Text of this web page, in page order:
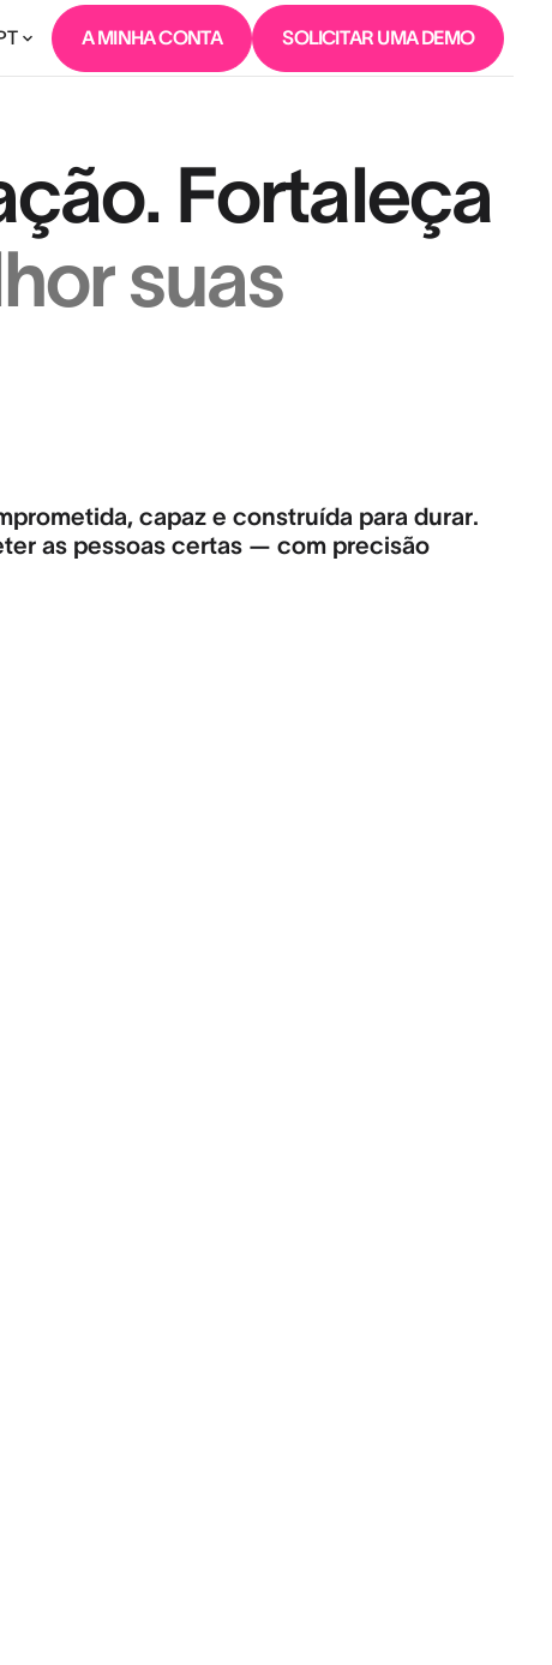
A MINHA CONTA SOLICITAR UMA DEMO
Fortaleça
suas
capaz e construída para durar.
as pessoas certas — com precisão